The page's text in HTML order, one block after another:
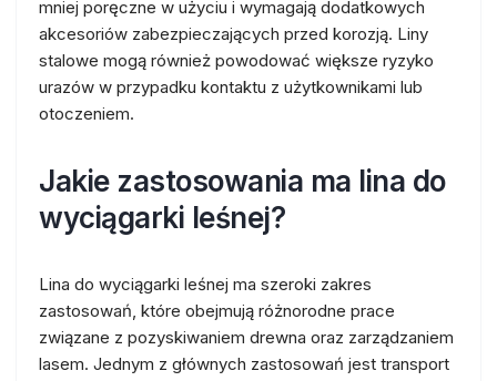
mniej poręczne w użyciu i wymagają dodatkowych
akcesoriów zabezpieczających przed korozją. Liny
stalowe mogą również powodować większe ryzyko
urazów w przypadku kontaktu z użytkownikami lub
otoczeniem.
Jakie zastosowania ma lina do
wyciągarki leśnej?
Lina do wyciągarki leśnej ma szeroki zakres
zastosowań, które obejmują różnorodne prace
związane z pozyskiwaniem drewna oraz zarządzaniem
lasem. Jednym z głównych zastosowań jest transport